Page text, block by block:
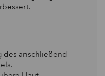
des anschließend